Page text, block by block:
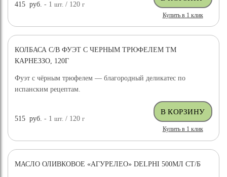
415 руб. - 1шт. / 120г
Купить в 1 клик
КОЛБАСА С/В ФУЭТ С ЧЕРНЫМ ТРЮФЕЛЕМ ТМ
КАРНЕЗЗО, 120Г
Фуэт с чёрным трюфелем — благородный деликатес по
испанским рецептам.
515 руб. - 1шт. / 120г
Купить в 1 клик
МАСЛО ОЛИВКОВОЕ «АГУРЕЛЕО» DELPHI 500МЛ СТ/Б